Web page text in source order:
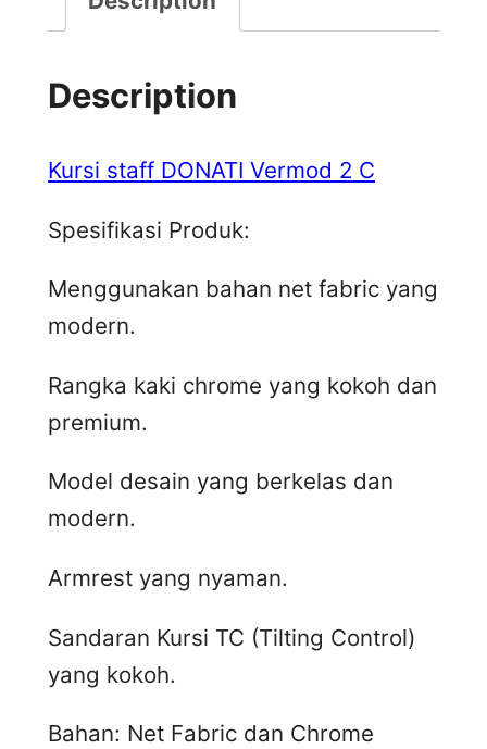
Description
Kursi staff DONATI Vermod 2 C
Spesifikasi Produk:
Menggunakan bahan net fabric yang
modern.
Rangka kaki chrome yang kokoh dan
premium.
Model desain yang berkelas dan
modern.
Armrest yang nyaman.
Sandaran Kursi TC (Tilting Control)
yang kokoh.
Bahan: Net Fabric dan Chrome